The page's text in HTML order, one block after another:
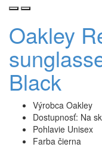
Oakley
Black
Výrobca Oakley
Dostupnosť: Na
Pohlavie Unisex
Farba čierna